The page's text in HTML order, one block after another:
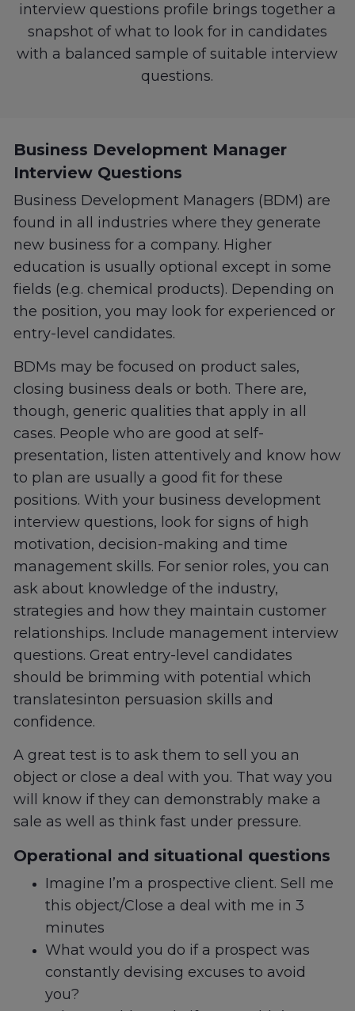
interview questions profile brings together a
snapshot of what to look for in candidates
with a balanced sample of suitable interview
questions.
Business Development Manager
Interview Questions
Business Development Managers (BDM) are
found in all industries where they generate
new business for a company. Higher
education is usually optional except in some
fields (e.g. chemical products). Depending on
the position, you may look for experienced or
entry-level candidates.
BDMs may be focused on product sales,
closing business deals or both. There are,
though, generic qualities that apply in all
cases. People who are good at self-
presentation, listen attentively and know how
to plan are usually a good fit for these
positions. With your business development
interview questions, look for signs of high
motivation, decision-making and time
management skills. For senior roles, you can
ask about knowledge of the industry,
strategies and how they maintain customer
relationships. Include management interview
questions. Great entry-level candidates
should be brimming with potential which
translatesinton persuasion skills and
confidence.
A great test is to ask them to sell you an
object or close a deal with you. That way you
will know if they can demonstrably make a
sale as well as think fast under pressure.
Operational and situational questions
Imagine I’m a prospective client. Sell me
this object/Close a deal with me in 3
minutes
What would you do if a prospect was
constantly devising excuses to avoid
you?